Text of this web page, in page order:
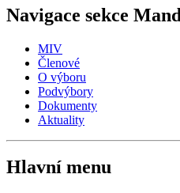
Navigace sekce
MIV
Členové
O výboru
Podvýbory
Dokumenty
Aktuality
Hlavní menu